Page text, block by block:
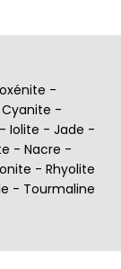
-
Cyanite -
- Iolite - Jade -
- Nacre -
- Rhyolite
- Tourmaline